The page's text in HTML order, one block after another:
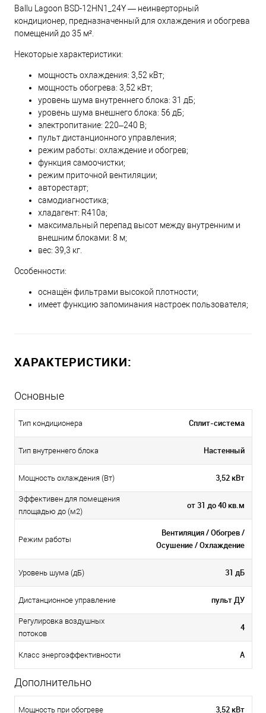
Ballu Lagoon BSD-12HN1_24Y — неинверторный
кондиционер, предназначенный для охлаждения и обогрева
помещений до 35 м².
Некоторые характеристики:
мощность охлаждения: 3,52 кВт;
мощность обогрева: 3,52 кВт;
уровень шума внутреннего блока: 31 дБ;
уровень шума внешнего блока: 56 дБ;
электропитание: 220–240 В;
пульт дистанционного управления;
режим работы: охлаждение и обогрев;
функция самоочистки;
режим приточной вентиляции;
авторестарт;
самодиагностика;
хладагент: R410a;
максимальный перепад высот между внутренним и
внешним блоками: 8 м;
вес: 39,3 кг.
Особенности:
оснащён фильтрами высокой плотности;
имеет функцию запоминания настроек пользователя;
ХАРАКТЕРИСТИКИ:
Основные
Тип кондиционера Сплит-система
Тип внутреннего блока Настенный
Мощность охлаждения (Вт) 3,52 кВт
Эффективен для помещения
площадью до (м2)
от 31 до 40 кв.м
Режим работы
Вентиляция / Обогрев /
Осушение / Охлаждение
Уровень шума (дБ) 31 дБ
Дистанционное управление пульт ДУ
Регулировка воздушных
потоков
4
Класс энергоэффективности А
Дополнительно
Мощность при обогреве 3,52 кВт